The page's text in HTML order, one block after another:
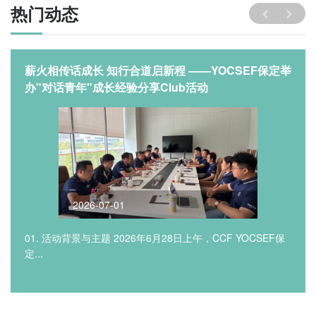
热门动态
薪火相传话成长 知行合道启新程 ——YOCSEF保定举
办"对话青年"成长经验分享Club活动
2026-07-01
01. 活动背景与主题 2026年6月28日上午，CCF YOCSEF保
定...